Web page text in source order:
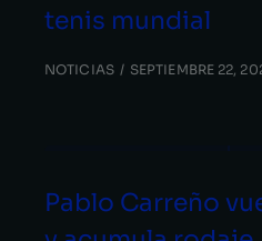
tenis mundial
NOTICIAS SEPTIEMBRE 22,
Pablo Carreño